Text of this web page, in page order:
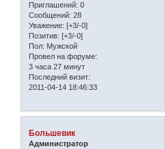
Приглашений: 0
Сообщений: 28
Уважение: [+3/-0]
Позитив: [+3/-0]
Пол: Мужской
Провел на форуме:
3 часа 27 минут
Последний визит:
2011-04-14 18:46:33
Большевик
Администратор